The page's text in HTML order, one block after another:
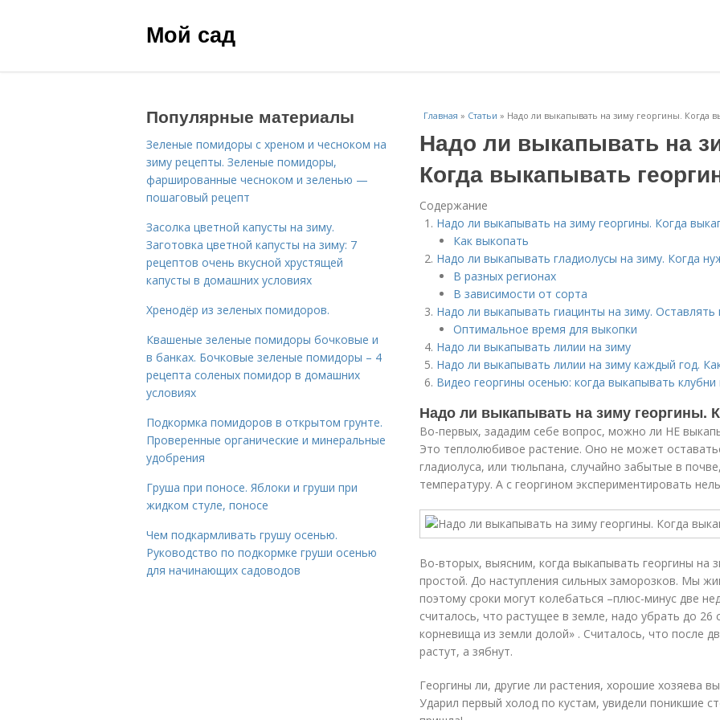
Мой сад
Главная » Статьи » Надо ли выкапывать на зиму георгины. Когда
Надо ли выкапывать на
Когда выкапывать
Содержание
Надо ли выкапывать на зиму георгины. Когда
Как выкопать
Надо ли выкапывать гладиолусы на зиму. Когда
В разных регионах
В зависимости от сорта
Надо ли выкапывать гиацинты на зиму. Оставлять
Оптимальное время для выкопки
Надо ли выкапывать лилии на зиму
Надо ли выкапывать лилии на зиму каждый год.
Видео георгины осенью: когда выкапывать
Надо ли выкапывать на зиму георгины.
Во-первых, зададим себе вопрос, можно ли НЕ
Это теплолюбивое растение. Оно не может
гладиолуса, или тюльпана, случайно забытые в
температуру. А с георгином экспериментировать
Во-вторых, выясним, когда выкапывать георгины на
простой. До наступления сильных заморозков. Мы
поэтому сроки могут колебаться –плюс-минус две
считалось, что растущее в земле, надо убрать до 26
корневища из земли долой» . Считалось, что после
растут, а зябнут.
Георгины ли, другие ли растения, хорошие хозяева
Ударил первый холод по кустам, увидели поникшие
Популярные материалы
Зеленые помидоры с хреном и чесноком на
зиму рецепты. Зеленые помидоры,
фаршированные чесноком и зеленью —
пошаговый рецепт
Засолка цветной капусты на зиму.
Заготовка цветной капусты на зиму: 7
рецептов очень вкусной хрустящей
капусты в домашних условиях
Хренодёр из зеленых помидоров.
Квашеные зеленые помидоры бочковые и
в банках. Бочковые зеленые помидоры – 4
рецепта соленых помидор в домашних
условиях
Подкормка помидоров в открытом грунте.
Проверенные органические и минеральные
удобрения
Груша при поносе. Яблоки и груши при
жидком стуле, поносе
Чем подкармливать грушу осенью.
Руководство по подкормке груши осенью
для начинающих садоводов